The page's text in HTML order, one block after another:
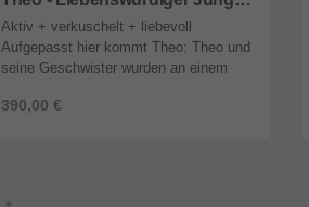
390,00 €
Aktiv + verkuschelt + liebevoll
Aufgepasst hier kommt Theo: Theo und
seine Geschwister wurden an einem
einem Mülleimer entdeckt. Sie waren kn